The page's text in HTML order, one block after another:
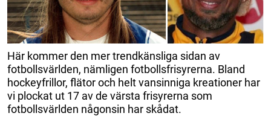
Här kommer den mer trendkänsliga sidan av
fotbollsvärlden, nämligen fotbollsfrisyrerna. Bland
hockeyfrillor, flätor och helt vansinniga kreationer har
vi plockat ut 17 av de värsta frisyrerna som
fotbollsvärlden någonsin har skådat.